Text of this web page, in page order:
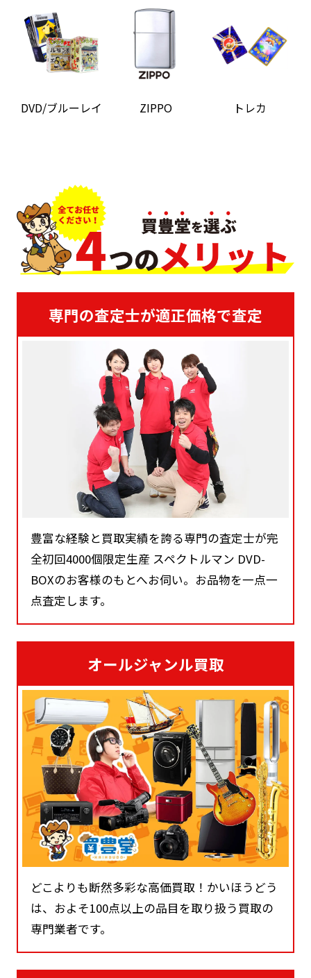
DVD/ブルーレイ ZIPPO トレカ
専門の査定士が適正価格で査定
豊富な経験と買取実績を誇る専門の査定士が完
全初回4000個限定生産 スペクトルマン DVD-
BOXのお客様のもとへお伺い。お品物を一点一
点査定します。
オールジャンル買取
どこよりも断然多彩な高価買取！かいほうどう
は、およそ100点以上の品目を取り扱う買取の
専門業者です。